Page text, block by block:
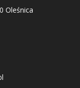
Oleśnica